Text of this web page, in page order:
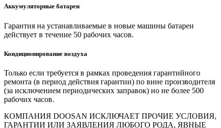
Аккумуляторные батареи
Гарантия на устанавливаемые в новые машины батареи
действует в течение 50 рабочих часов.
Кондиционирование воздуха
Только если требуется в рамках проведения гарантийного
ремонта (в период действия гарантии) по вине производителя
(за исключением периодических заправок) но не более 500
рабочих часов.
КОМПАНИЯ DOOSAN ИСКЛЮЧАЕТ ПРОЧИЕ УСЛОВИЯ,
ГАРАНТИИ ИЛИ ЗАЯВЛЕНИЯ ЛЮБОГО РОДА, ЯВНЫЕ